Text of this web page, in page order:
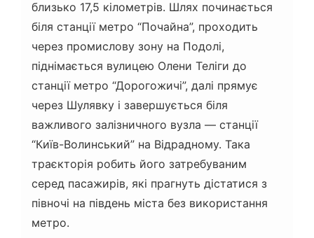
близько 17,5 кілометрів. Шлях починається
біля станції метро “Почайна”, проходить
через промислову зону на Подолі,
піднімається вулицею Олени Теліги до
станції метро “Дорогожичі”, далі прямує
через Шулявку і завершується біля
важливого залізничного вузла — станції
“Київ-Волинський” на Відрадному. Така
траєкторія робить його затребуваним
серед пасажирів, які прагнуть дістатися з
півночі на південь міста без використання
метро.